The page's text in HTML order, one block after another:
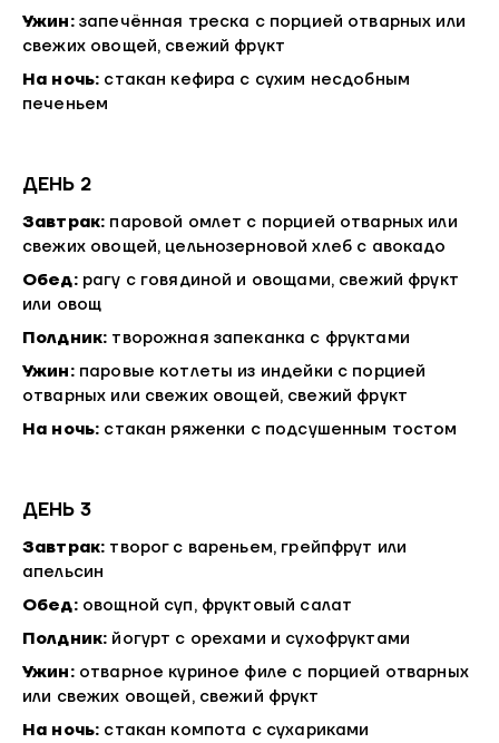
Ужин: запечённая треска с порцией отварных или
свежих овощей, свежий фрукт
На ночь: стакан кефира с сухим несдобным
печеньем
ДЕНЬ 2
Завтрак: паровой омлет с порцией отварных или
свежих овощей, цельнозерновой хлеб с авокадо
Обед: рагу с говядиной и овощами, свежий фрукт
или овощ
Полдник: творожная запеканка с фруктами
Ужин: паровые котлеты из индейки с порцией
отварных или свежих овощей, свежий фрукт
На ночь: стакан ряженки с подсушенным тостом
ДЕНЬ 3
Завтрак: творог с вареньем, грейпфрут или
апельсин
Обед: овощной суп, фруктовый салат
Полдник: йогурт с орехами и сухофруктами
Ужин: отварное куриное филе с порцией отварных
или свежих овощей, свежий фрукт
На ночь: стакан компота с сухариками